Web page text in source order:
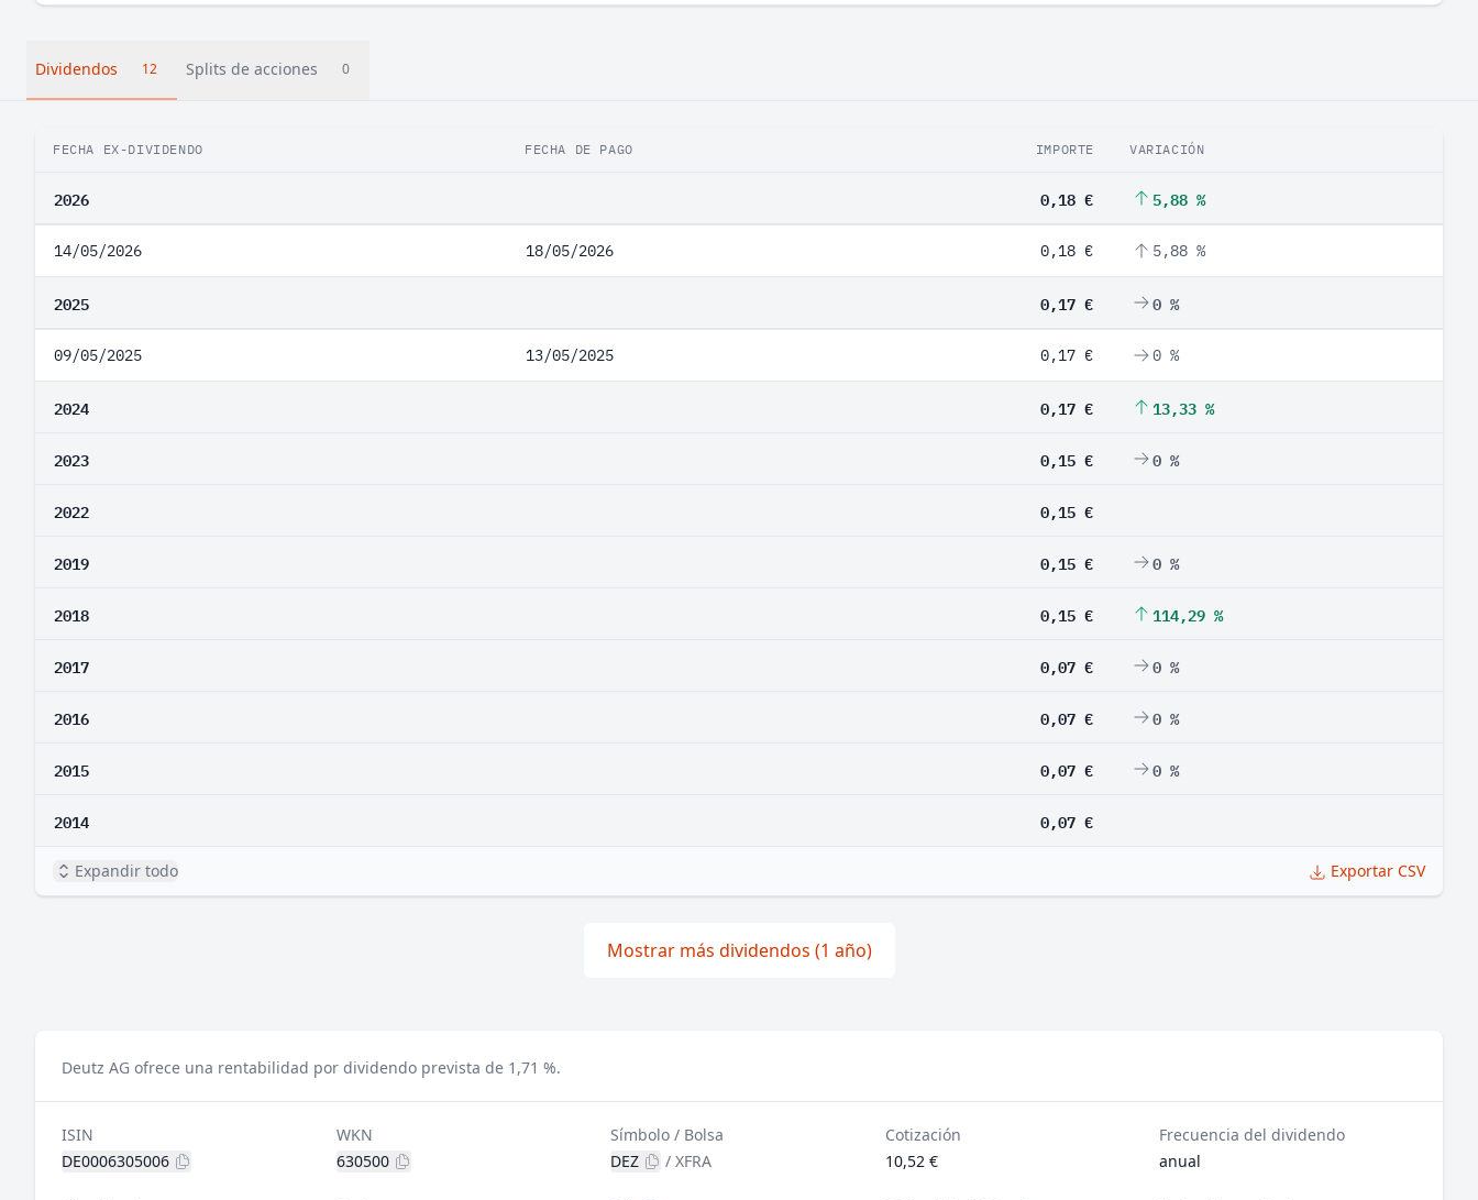
Dividendos 12 Splits de acciones 0
FECHA EX-DIVIDENDO FECHA DE PAGO IMPORTE VARIACIÓN
2026 0,18 € 5,88 %
14/05/2026 18/05/2026 0,18 € 5,88 %
2025 0,17 € 0 %
09/05/2025 13/05/2025 0,17 € 0 %
2024 0,17 € 13,33 %
2023 0,15 € 0 %
2022 0,15 €
2019 0,15 € 0 %
2018 0,15 € 114,29 %
2017 0,07 € 0 %
2016 0,07 € 0 %
2015 0,07 € 0 %
2014 0,07 €
Expandir todo Exportar CSV
Mostrar más dividendos (1 año)
Deutz AG ofrece una rentabilidad por dividendo prevista de 1,71 %.
ISIN
DE0006305006
WKN
630500
Símbolo / Bolsa
DEZ
/XFRA
Cotización
10,52 €
Frecuencia del dividendo
anual